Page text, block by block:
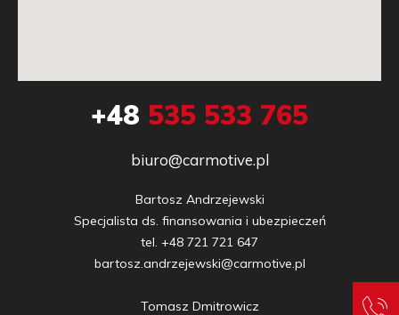
+48 535 533 765
biuro@carmotive.pl
Bartosz Andrzejewski
Specjalista ds. finansowania i ubezpieczeń
tel. +48 721 721 647
bartosz.andrzejewski@carmotive.pl
Tomasz Dmitrowicz